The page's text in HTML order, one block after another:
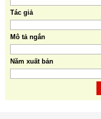
Tác giả
Mô tả ngắn
Năm xuất bản